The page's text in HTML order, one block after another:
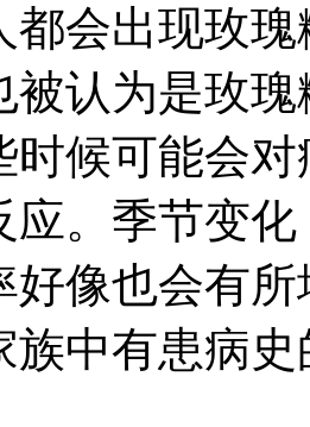
都会出现玫
被认为是玫
时候可能会
应。季节变
好像也会有
族中有患病